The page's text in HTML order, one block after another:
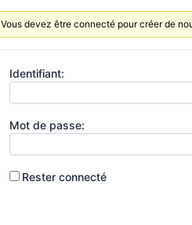
Vous devez être connecté pour créer de
Identifiant:
Mot de passe:
Rester connecté